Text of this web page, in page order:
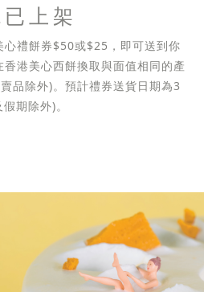
上架
心禮餅券$50或$25，即可送到你
港美心西餅換取與面值相同的產
品除外)。預計禮券送貨日期為3
期除外)。